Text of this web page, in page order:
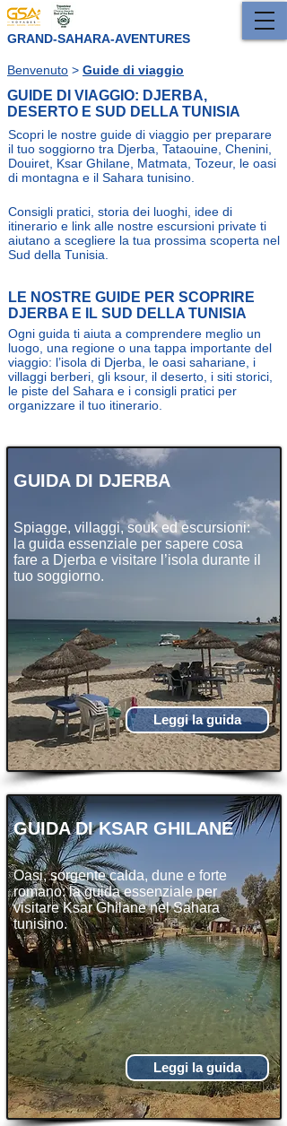
GRAND-SAHARA-AVENTURES
Benvenuto > Guide di viaggio
GUIDE DI VIAGGIO: DJERBA,
DESERTO E SUD DELLA TUNISIA
Scopri le nostre guide di viaggio per preparare
il tuo soggiorno tra Djerba, Tataouine, Chenini,
Douiret, Ksar Ghilane, Matmata, Tozeur, le oasi
di montagna e il Sahara tunisino.
Consigli pratici, storia dei luoghi, idee di
itinerario e link alle nostre escursioni private ti
aiutano a scegliere la tua prossima scoperta nel
Sud della Tunisia.
LE NOSTRE GUIDE PER SCOPRIRE
DJERBA E IL SUD DELLA TUNISIA
Ogni guida ti aiuta a comprendere meglio un
luogo, una regione o una tappa importante del
viaggio: l’isola di Djerba, le oasi sahariane, i
villaggi berberi, gli ksour, il deserto, i siti storici,
le piste del Sahara e i consigli pratici per
organizzare il tuo itinerario.
GUIDA DI DJERBA
Spiagge, villaggi, souk ed escursioni:
la guida essenziale per sapere cosa
fare a Djerba e visitare l’isola durante il
tuo soggiorno.
Leggi la guida
GUIDA DI KSAR GHILANE
Oasi, sorgente calda, dune e forte
romano: la guida essenziale per
visitare Ksar Ghilane nel Sahara
tunisino.
Leggi la guida